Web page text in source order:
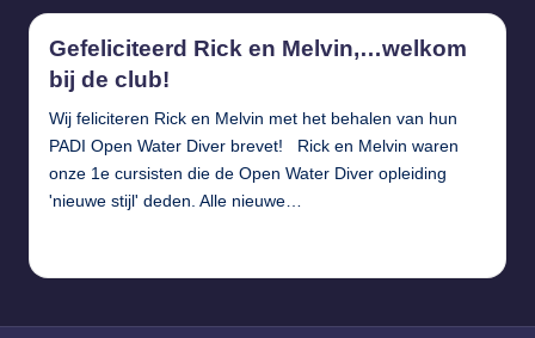
Gefeliciteerd Rick en Melvin,…welkom
bij de club!
Wij feliciteren Rick en Melvin met het behalen van hun
PADI Open Water Diver brevet! Rick en Melvin waren
onze 1e cursisten die de Open Water Diver opleiding
'nieuwe stijl' deden. Alle nieuwe…